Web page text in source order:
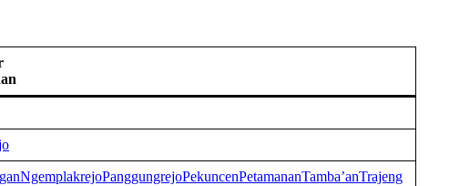
NgemplakrejoPanggungrejoPekuncenPetamananTamba’anTrajeng